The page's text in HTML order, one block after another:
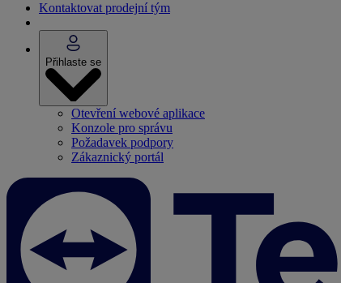
Kontaktovat prodejní tým
Přihlaste se
Otevření webové aplikace
Konzole pro správu
Požadavek podpory
Zákaznický portál